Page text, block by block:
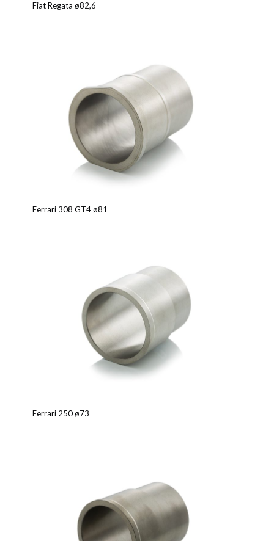
Fiat Regata ø82,6
Ferrari 308 GT4 ø81
Ferrari 250 ø73